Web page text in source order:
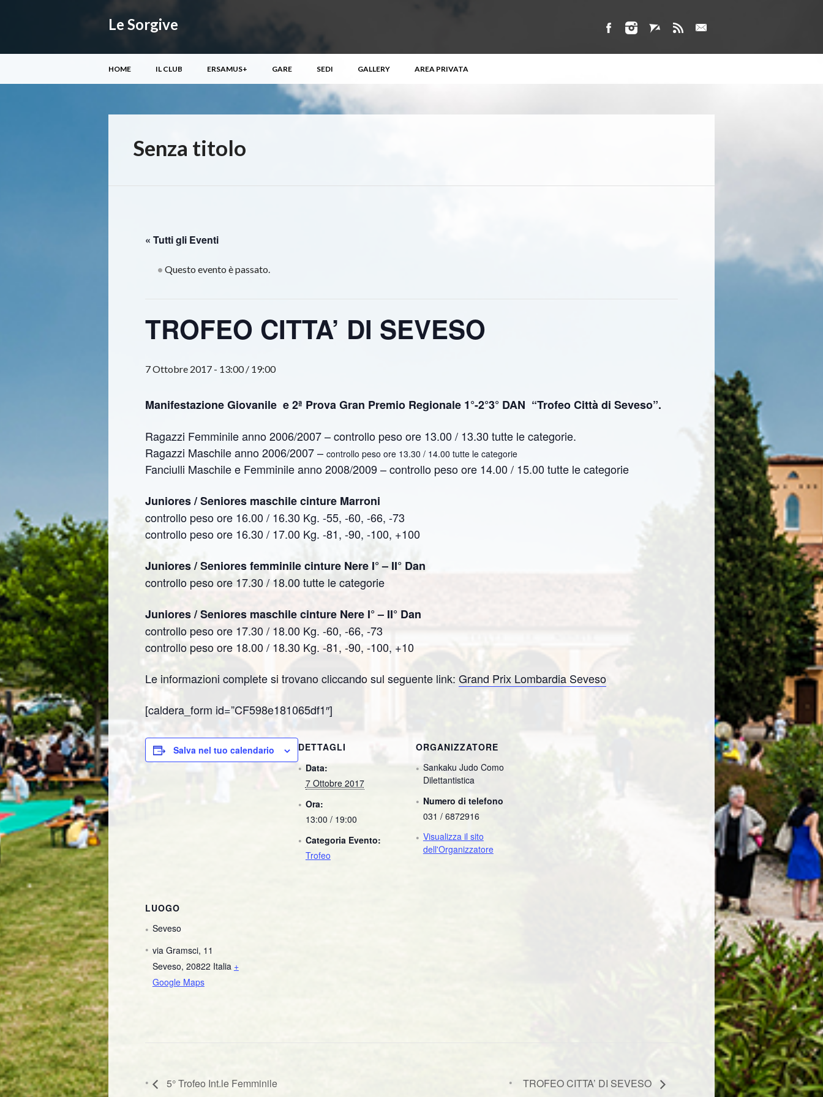
Le Sorgive
Menu principale
HOME IL CLUB ERSAMUS+ GARE SEDI GALLERY AREA PRIVATA
Senza titolo
« Tutti gli Eventi
Questo evento è passato.
TROFEO CITTA’ DI SEVESO
7 Ottobre 2017 - 13:00/ 19:00
Manifestazione Giovanile e2ª Prova Gran Premio Regionale 1°-2°3° DAN “Trofeo Città di Seveso”.
Ragazzi Femminile anno 2006/2007 – controllo peso ore 13.00 / 13.30 tutte le categorie.
Ragazzi Maschile anno 2006/2007 – controllo peso ore 13.30 / 14.00 tutte le categorie
Fanciulli Maschile e Femminile anno 2008/2009 – controllo peso ore 14.00 / 15.00 tutte le categorie
Juniores / Seniores maschile cinture Marroni
controllo peso ore 16.00 / 16.30 Kg. -55, -60, -66, -73
controllo peso ore 16.30 / 17.00 Kg. -81, -90, -100, +100
Juniores / Seniores femminile cinture Nere I° – II° Dan
controllo peso ore 17.30 / 18.00 tutte le categorie
Juniores / Seniores maschile cinture Nere I° – II° Dan
controllo peso ore 17.30 / 18.00 Kg. -60, -66, -73
controllo peso ore 18.00 / 18.30 Kg. -81, -90, -100, +10
Le informazioni complete si trovano cliccando sul seguente link: Grand Prix Lombardia Seveso
[caldera_form id=”CF598e181065df1″]
Salva nel tuo calendario
DETTAGLI
Data:
7 Ottobre 2017
Ora:
13:00 / 19:00
Categoria Evento:
Trofeo
ORGANIZZATORE
Sankaku Judo Como
Dilettantistica
Numero di telefono
031 / 6872916
Visualizza il sito
dell'Organizzatore
LUOGO
Seveso
via Gramsci, 11
Seveso, 20822 Italia +
Google Maps
5° Trofeo Int.le Femminile TROFEO CITTA’ DI SEVESO